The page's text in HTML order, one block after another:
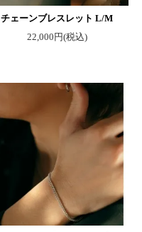
チェーンブレスレット L/M
22,000円(税込)